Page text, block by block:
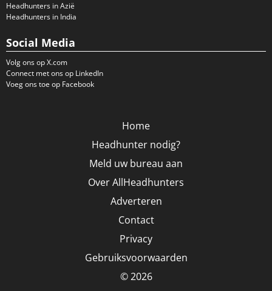
Headhunters in Azië
Headhunters in India
Social Media
Volg ons op X.com
Connect met ons op LinkedIn
Voeg ons toe op Facebook
Home
Headhunter nodig?
Meld uw bureau aan
Over AllHeadhunters
Adverteren
Contact
Privacy
Gebruiksvoorwaarden
© 2026